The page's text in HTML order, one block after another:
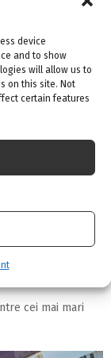
device
and to show
will allow us to
on this site. Not
certain features
cei mai mari